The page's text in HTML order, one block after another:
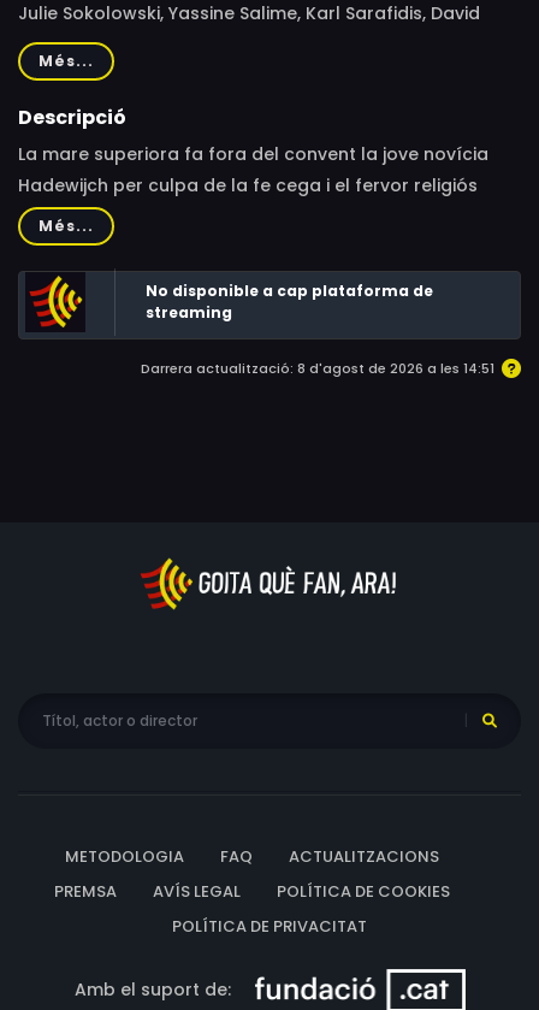
Julie Sokolowski, Yassine Salime, Karl Sarafidis, David
Dewaele, Brigitte Mayeux-Clerget, Michelle Ardenne,
Sabrina Lechêne, Marie Castelain, Luc-François
Bouyssonie
Més...
Descripció
La mare superiora fa fora del convent la jove novícia
Hadewijch per culpa de la fe cega i el fervor religiós
desmesurat que professa la noia. A partir d’aleshores
Hadewijch torna a ser Céline, una noia de vint anys filla
d’un diplomàtic.
Més...
No disponible a cap plataforma de
streaming
Darrera actualització: 8 d'agost de 2026 a les 14:51
METODOLOGIA FAQ
ACTUALITZACIONS
PREMSA
AVÍS LEGAL
POLÍTICA DE COOKIES
POLÍTICA DE PRIVACITAT
Amb el suport de: